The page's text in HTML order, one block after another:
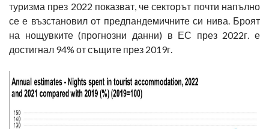
туризма през 2022 показват, че секторът почти напълно
се е възстановил от предпандемичните си нива. Броят
на нощувките (прогнозни данни) в ЕС през 2022г. е
достигнал 94% от същите през 2019г.